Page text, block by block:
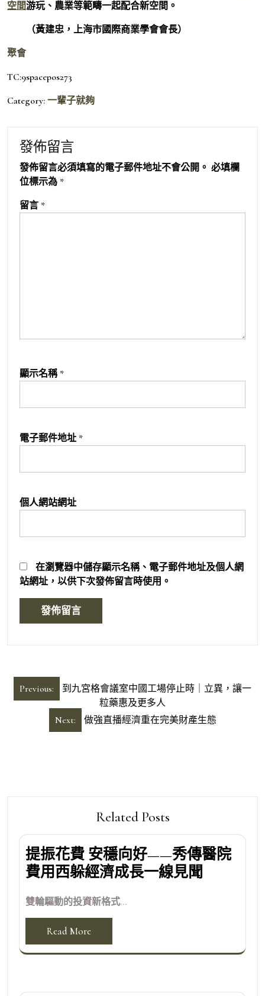
空間游玩、農業等範疇一起配合新空間。
（黃建忠， 上海市國際商業學會會長）
聚會
TC:9spacepos273
Category: 一輩子就夠
發佈留言
發佈留言必須填寫的電子郵件地址不會公開。 必填欄
位標示為 *
留言 *
顯示名稱 *
電子郵件地址 *
個人網站網址
在瀏覽器中儲存顯示名稱、電子郵件地址及個人網
站網址，以供下次發佈留言時使用。
文
章
Previous:
到九宮格會議室中國工場停止時｜立異，讓一
粒藥惠及更多人
Next:
做強直播經濟重在完美財產生態
Related Posts
提振花費 安穩向好——秀傳醫院
費用西躲經濟成長一線見聞
雙輪驅動的投資新格式...
Read More